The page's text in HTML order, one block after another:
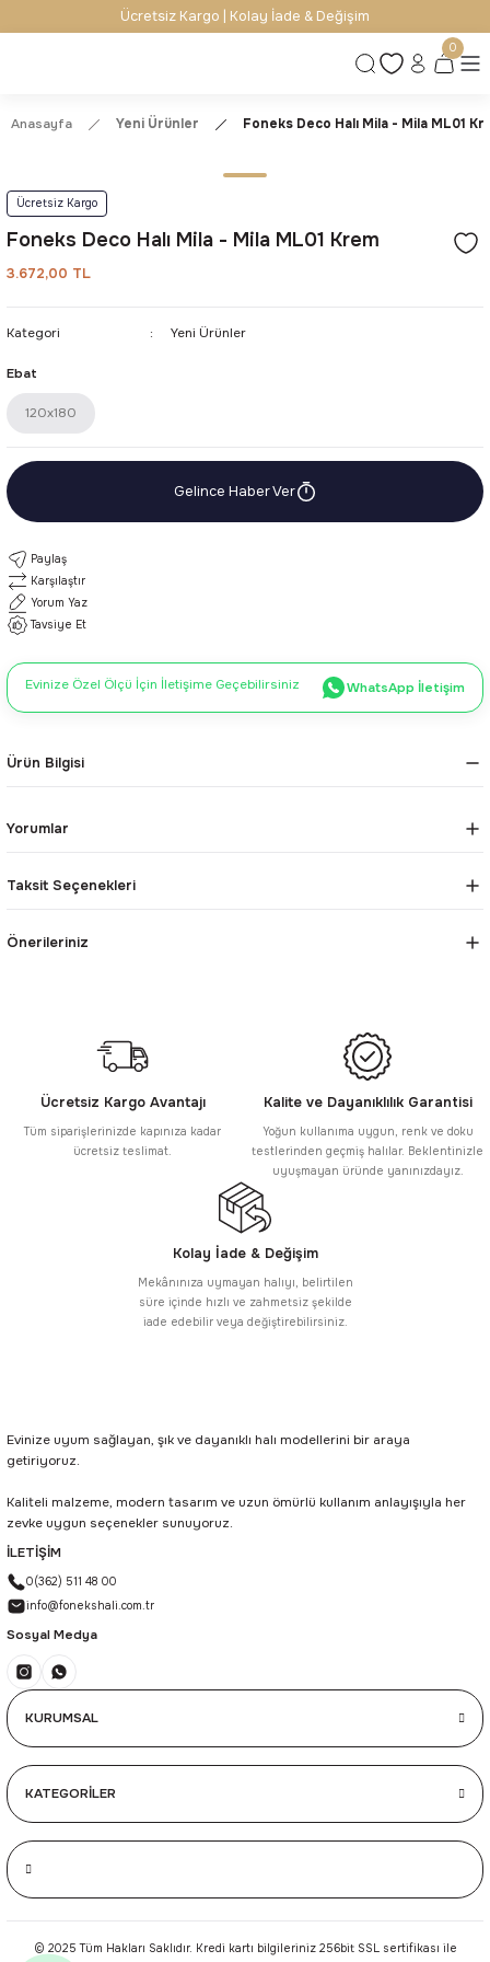
Ücretsiz Kargo | Kolay İade & Değişim
0
Anasayfa Yeni Ürünler Foneks Deco Halı Mila - Mila ML01
Ücretsiz Kargo
Foneks Deco Halı Mila - Mila ML01 Krem
3.672,00 TL
Kategori Yeni Ürünler
Ebat
120x180
Gelince Haber Ver
Paylaş
Karşılaştır
Yorum Yaz
Tavsiye Et
Evinize Özel Ölçü İçin İletişime Geçebilirsiniz WhatsApp İletişim
Ürün Bilgisi
Yorumlar
Taksit Seçenekleri
Önerileriniz
Ücretsiz Kargo Avantajı
Tüm siparişlerinizde kapınıza kadar
ücretsiz teslimat.
Kalite ve Dayanıklılık Garantisi
Yoğun kullanıma uygun, renk ve doku
testlerinden geçmiş halılar. Beklentinizle
uyuşmayan üründe yanınızdayız.
Kolay İade & Değişim
Mekânınıza uymayan halıyı, belirtilen
süre içinde hızlı ve zahmetsiz şekilde
iade edebilir veya değiştirebilirsiniz.
Evinize uyum sağlayan, şık ve dayanıklı halı modellerini bir araya
getiriyoruz.
Kaliteli malzeme, modern tasarım ve uzun ömürlü kullanım anlayışıyla her
zevke uygun seçenekler sunuyoruz.
İLETİŞİM
0(362) 511 48 00
info@fonekshali.com.tr
Sosyal Medya
KURUMSAL
KATEGORİLER
© 2025 Tüm Hakları Saklıdır. Kredi kartı bilgileriniz 256bit SSL sertifikası ile